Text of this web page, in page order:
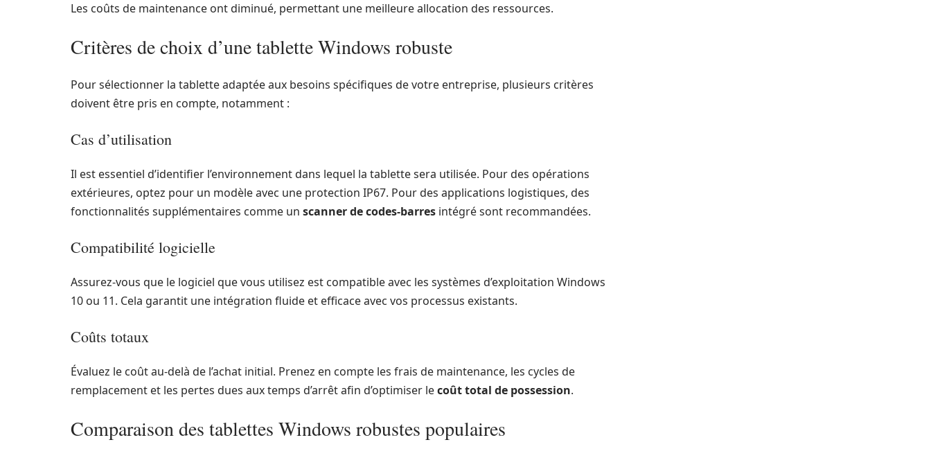
Les coûts de maintenance ont diminué, permettant une meilleure allocation des ressources.
Critères de choix d’une tablette Windows robuste
Pour sélectionner la tablette adaptée aux besoins spécifiques de votre entreprise, plusieurs critères
doivent être pris en compte, notamment :
Cas d’utilisation
Il est essentiel d’identifier l’environnement dans lequel la tablette sera utilisée. Pour des opérations
extérieures, optez pour un modèle avec une protection IP67. Pour des applications logistiques, des
fonctionnalités supplémentaires comme un scanner de codes-barres intégré sont recommandées.
Compatibilité logicielle
Assurez-vous que le logiciel que vous utilisez est compatible avec les systèmes d’exploitation Windows
10 ou 11. Cela garantit une intégration fluide et efficace avec vos processus existants.
Coûts totaux
Évaluez le coût au-delà de l’achat initial. Prenez en compte les frais de maintenance, les cycles de
remplacement et les pertes dues aux temps d’arrêt afin d’optimiser lecoût total de possession.
Comparaison des tablettes Windows robustes populaires